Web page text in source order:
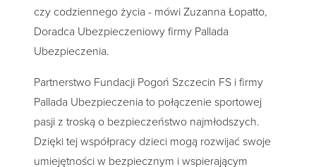
czy codziennego życia - mówi Zuzanna Łopatto,
Doradca Ubezpieczeniowy firmy Pallada
Ubezpieczenia.
Partnerstwo Fundacji Pogoń Szczecin FS i firmy
Pallada Ubezpieczenia to połączenie sportowej
pasji z troską o bezpieczeństwo najmłodszych.
Dzięki tej współpracy dzieci mogą rozwijać swoje
umiejętności w bezpiecznym i wspierającym